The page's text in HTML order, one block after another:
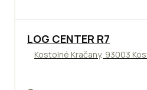
TOP
LOG CENTER R7
Kostolné Kračany, 93003